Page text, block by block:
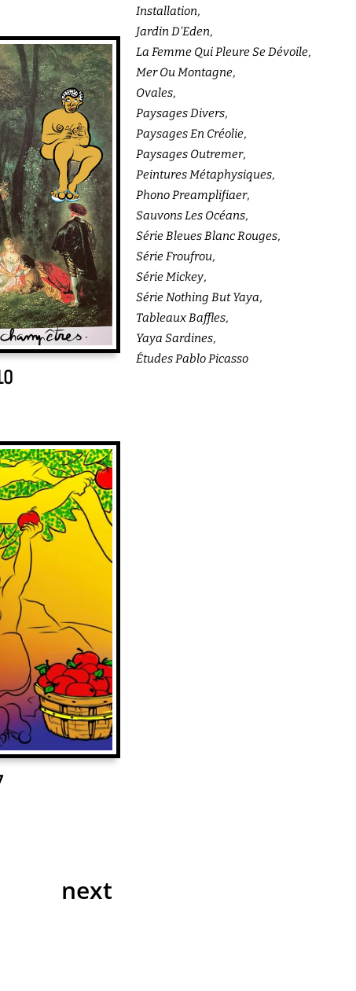
Installation
Jardin D'Eden
La Femme Qui Pleure Se Dévoile
Mer Ou Montagne
Ovales
Paysages Divers
Paysages En Créolie
Paysages Outremer
Peintures Métaphysiques
Phono Preamplifiaer
Sauvons Les Océans
Série Bleues Blanc Rouges
Série Froufrou
Série Mickey
Série Nothing But Yaya
Tableaux Baffles
Yaya Sardines
Études Pablo Picasso